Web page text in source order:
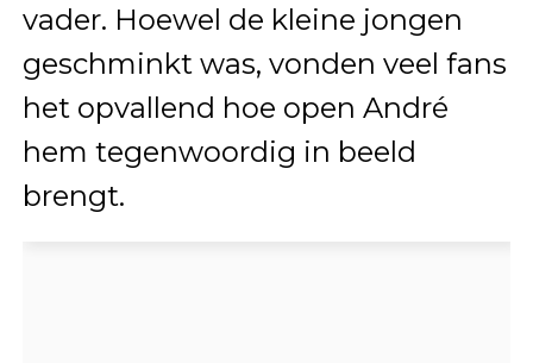
vader. Hoewel de kleine jongen
geschminkt was, vonden veel fans
het opvallend hoe open André
hem tegenwoordig in beeld
brengt.